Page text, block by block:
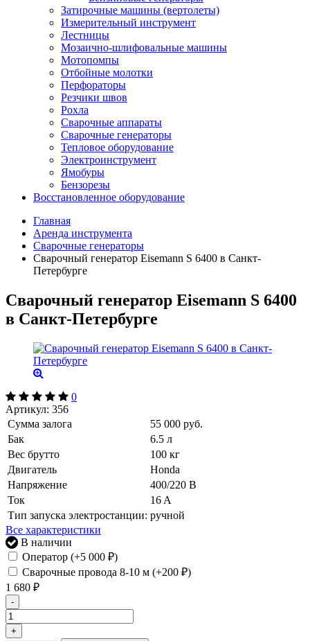
Затирочные машины (вертолеты)
Измерительный инструмент
Лестницы
Мозаично-шлифовальные машины
Мотопомпы
Отбойные молотки
Перфораторы
Резчики швов
Рохла
Сварочные аппараты
Сварочные генераторы
Тепловое оборудование
Электроинструмент
Ямобуры
Бензорезы
Восстановленное оборудование
Главная
Аренда инструмента
Сварочные генераторы
Сварочный генератор Eisemann S 6400 в Санкт-
Петербурге
Сварочный генератор Eisemann S 6400
в Санкт-Петербурге
0
Артикул: 356
Сумма залога
55 000 руб.
Бак
6.5 л
Вес брутто
100 кг
Двигатель
Honda
Напряжение
400/220 В
Ток
16 A
Тип запуска электростанции: ручной
Все характеристики
В наличии
Оператор (+5 000 ₽)
Сварочные провода 8-10 м (+200 ₽)
1 680 ₽
-
+